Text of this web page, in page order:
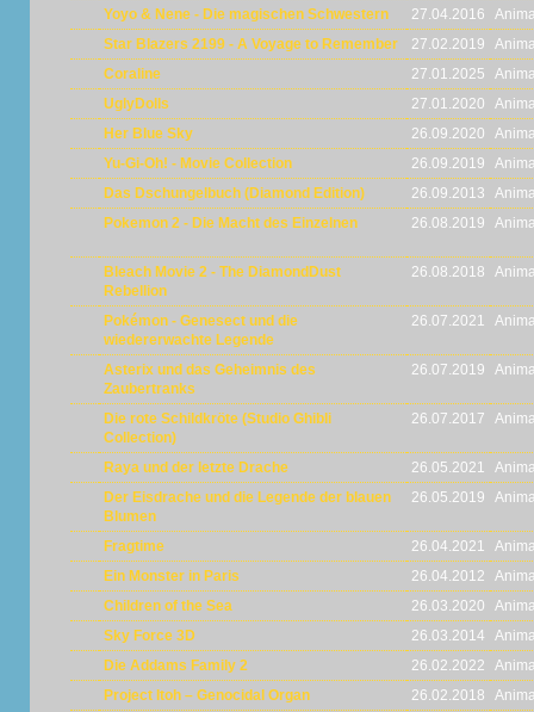
Yoyo & Nene - Die magischen Schwestern 27.04.2016
Star Blazers 2199 - A Voyage to Remember
27.02.2019
Coraline
27.01.2025
UglyDolls
27.01.2020
Her Blue Sky
26.09.2020
Yu-Gi-Oh! - Movie Collection
26.09.2019
Das Dschungelbuch (Diamond Edition)
26.09.2013
Pokemon 2 - Die Macht des Einzelnen
26.08.2019
Bleach Movie 2 - The DiamondDust
Rebellion
26.08.2018
Pokémon - Genesect und die
wiedererwachte Legende
26.07.2021
Asterix und das Geheimnis des
Zaubertranks
26.07.2019
Die rote Schildkröte (Studio Ghibli
Collection)
26.07.2017
Raya und der letzte Drache 26.05.2021
Der Eisdrache und die Legende der blauen
Blumen
26.05.2019
Fragtime 26.04.2021
Ein Monster in Paris
26.04.2012
Children of the Sea
26.03.2020
Sky Force 3D
26.03.2014
Die Addams Family 2
26.02.2022
Project Itoh – Genocidal Organ
26.02.2018